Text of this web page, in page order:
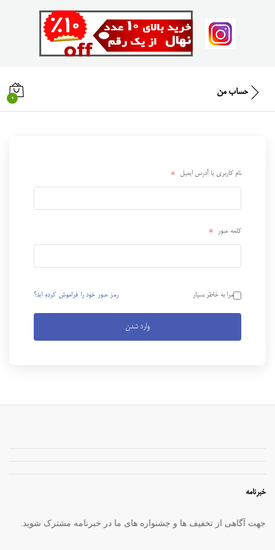
حساب من
0
نام کاربری یا آدرس ایمیل *
کلمه عبور *
مرا به خاطر بسپار رمز عبور خود را فراموش کرده اید؟
وارد شدن
خبرنامه
جهت آگاهی از تخفیف ها و جشنواره های ما در خبرنامه مشترک شوید.